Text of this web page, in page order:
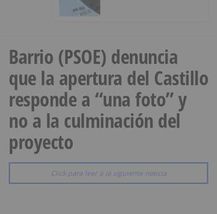
Barrio (PSOE) denuncia
que la apertura del Castillo
responde a “una foto” y
no a la culminación del
proyecto
Click para leer a la siguiente noticia